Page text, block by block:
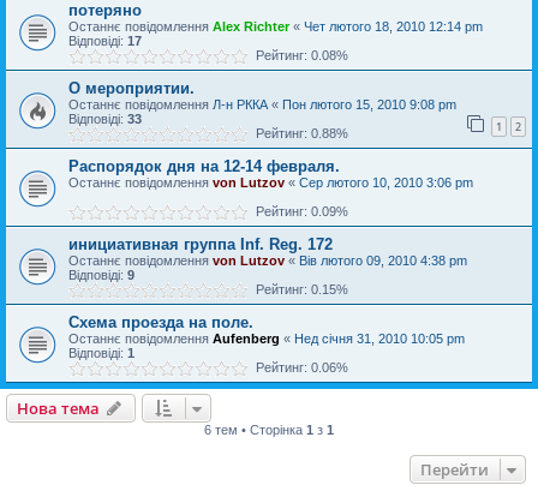
потеряно
Останнє повідомлення Alex Richter« Чет лютого 18, 2010 12:14 pm
Відповіді: 17
Рейтинг: 0.08%
О мероприятии.
Останнє повідомлення Л-н РККА « Пон лютого 15, 2010 9:08 pm
Відповіді: 33 1 2
Рейтинг: 0.88%
Распорядок дня на 12-14 февраля.
Останнє повідомлення von Lutzov « Сер лютого 10, 2010 3:06 pm
Рейтинг: 0.09%
инициативная группа Inf. Reg. 172
Останнє повідомлення von Lutzov « Вів лютого 09, 2010 4:38 pm
Відповіді: 9
Рейтинг: 0.15%
Схема проезда на поле.
Останнє повідомлення Aufenberg « Нед січня 31, 2010 10:05 pm
Відповіді: 1
Рейтинг: 0.06%
Нова тема
6 тем • Сторінка 1 з 1
Перейти